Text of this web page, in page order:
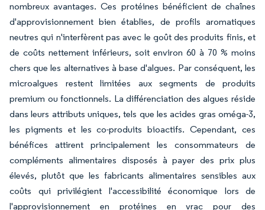
nombreux avantages. Ces protéines bénéficient de chaînes
d'approvisionnement bien établies, de profils aromatiques
neutres qui n'interfèrent pas avec le goût des produits finis, et
de coûts nettement inférieurs, soit environ 60 à 70 % moins
chers que les alternatives à base d'algues. Par conséquent, les
microalgues restent limitées aux segments de produits
premium ou fonctionnels. La différenciation des algues réside
dans leurs attributs uniques, tels que les acides gras oméga-3,
les pigments et les co-produits bioactifs. Cependant, ces
bénéfices attirent principalement les consommateurs de
compléments alimentaires disposés à payer des prix plus
élevés, plutôt que les fabricants alimentaires sensibles aux
coûts qui privilégient l'accessibilité économique lors de
l'approvisionnement en protéines en vrac pour des